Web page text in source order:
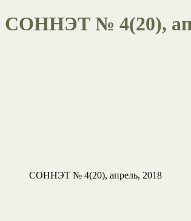
СОННЭТ № 4(20),
СОННЭТ № 4(20), апрель, 2018